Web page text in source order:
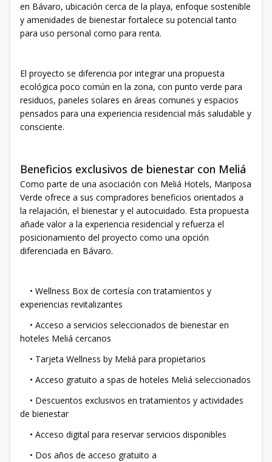
en Bávaro, ubicación cerca de la playa, enfoque sostenible
y amenidades de bienestar fortalece su potencial tanto
para uso personal como para renta.
El proyecto se diferencia por integrar una propuesta
ecológica poco común en la zona, con punto verde para
residuos, paneles solares en áreas comunes y espacios
pensados para una experiencia residencial más saludable y
consciente.
Beneficios exclusivos de bienestar con Meliá
Como parte de una asociación con Meliá Hotels, Mariposa
Verde ofrece a sus compradores beneficios orientados a
la relajación, el bienestar y el autocuidado. Esta propuesta
añade valor a la experiencia residencial y refuerza el
posicionamiento del proyecto como una opción
diferenciada en Bávaro.
• Wellness Box de cortesía con tratamientos y
experiencias revitalizantes
• Acceso a servicios seleccionados de bienestar en
hoteles Meliá cercanos
• Tarjeta Wellness by Meliá para propietarios
• Acceso gratuito a spas de hoteles Meliá seleccionados
• Descuentos exclusivos en tratamientos y actividades
de bienestar
• Acceso digital para reservar servicios disponibles
• Dos años de acceso gratuito a